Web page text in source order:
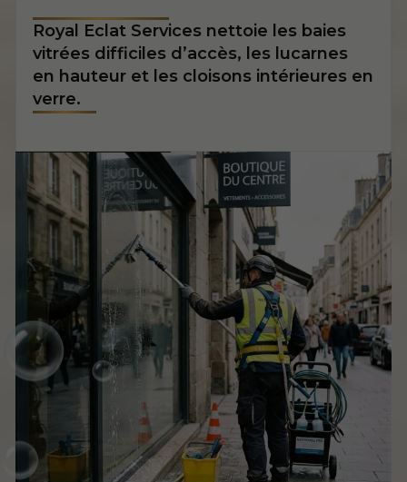
Royal Eclat Services nettoie les baies
vitrées difficiles d’accès, les lucarnes
en hauteur et les cloisons intérieures en
verre.